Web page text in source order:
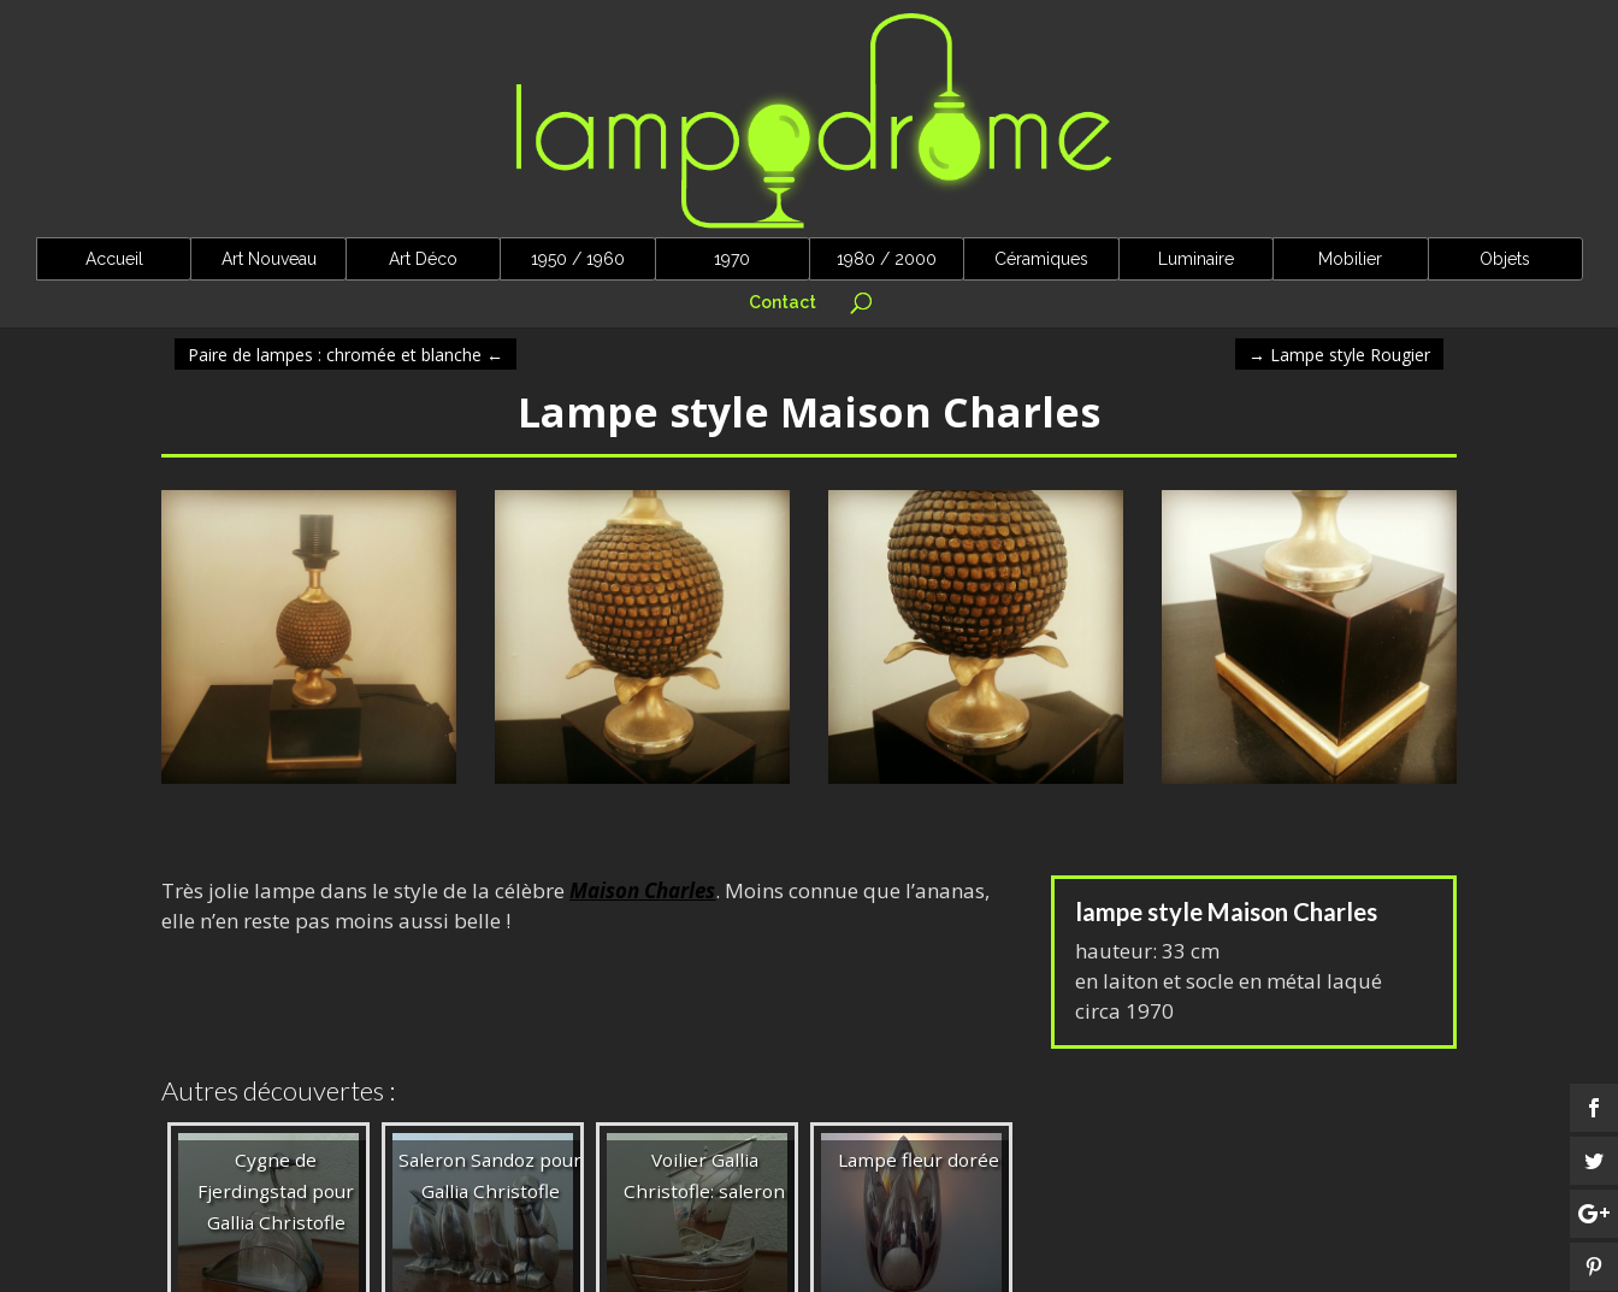
Accueil Art Nouveau Art Déco 1950 / 1960 1970 1980 / 2000 Céramiques Luminaire Mobilier Objets
Contact
Paire de lampes : chromée et blanche ← → Lampe style Rougier
Lampe style Maison Charles
Très jolie lampe dans le style de la célèbre Maison Charles. Moins connue que l’ananas,
elle n’en reste pas moins aussi belle !
lampe style Maison Charles
hauteur: 33 cm
en laiton et socle en métal laqué
circa 1970
Autres découvertes :
Cygne de
Fjerdingstad pour
Gallia Christofle
Saleron Sandoz pour
Gallia Christofle
Voilier Gallia
Christofle: saleron
Lampe fleur dorée